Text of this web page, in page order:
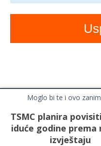
Moglo bi te i ovo
TSMC planira
iduće godine prema
izvještaju